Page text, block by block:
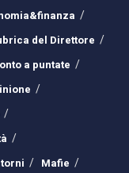
del Direttore
a puntate
Mafie